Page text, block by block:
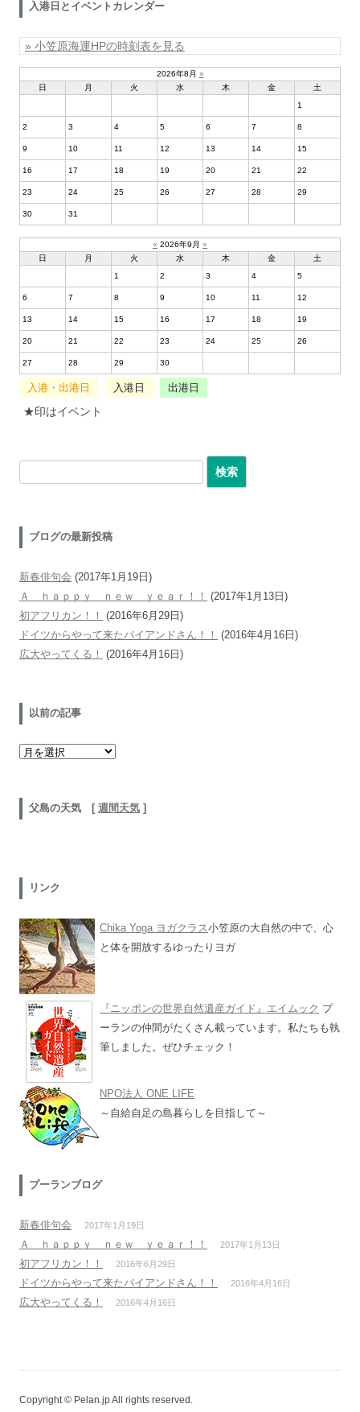
入港日とイベントカレンダー
» 小笠原海運HPの時刻表を見る
2026年8月 »
日
月 火 水 木 金
土
1
2 3 4 5 6 7 8
9 10 11 12 13 14 15
16 17 18 19 20 21 22
23 24 25 26 27 28 29
30 31
« 2026年9月 »
日
月 火 水 木 金
土
1
2 3 4 5
6 7 8 9 10 11 12
13 14 15 16 17 18 19
20 21 22 23 24 25 26
27 28 29 30
入港・出港日 入港日 出港日
★印はイベント
検索:
ブログの最新投稿
新春俳句会 (2017年1月19日)
Ａ ｈａｐｐｙ ｎｅｗ ｙｅａｒ！！
(2017年1月13日)
初アフリカン！！
(2016年6月29日)
ドイツからやって来たバイアンドさん！！
(2016年4月16日)
広大やってくる！
(2016年4月16日)
以前の記事
以前の記事
父島の天気 [ 週間天気 ]
リンク
Chika Yoga ヨガクラス小笠原の大自然の中で、心
と体を開放するゆったりヨガ
『ニッポンの世界自然遺産ガイド』エイムック プ
ーランの仲間がたくさん載っています。私たちも執
筆しました。ぜひチェック！
NPO法人 ONE LIFE
～自給自足の島暮らしを目指して～
プーランブログ
新春俳句会 2017年1月19日
Ａ ｈａｐｐｙ ｎｅｗ ｙｅａｒ！！ 2017年1月13日
初アフリカン！！ 2016年6月29日
ドイツからやって来たバイアンドさん！！ 2016年4月16日
広大やってくる！ 2016年4月16日
Copyright © Pelan.jp All rights reserved.